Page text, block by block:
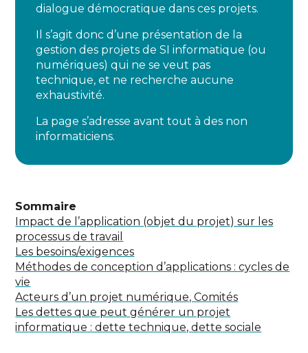
dialogue démocratique dans ces projets.
Il s’agit donc d’une présentation de la
gestion des projets de SI informatique (ou
numériques) qui ne se veut pas
technique, et ne recherche aucune
exhaustivité.
La page s’adresse avant tout à des non
informaticiens.
Sommaire
Impact de l’application (objet du projet) sur les
processus de travail
Les besoins/exigences
Méthodes de conception d’applications : cycles de
vie
Acteurs d’un projet numérique, Comités
Les dettes que peut générer un projet
informatique : dette technique, dette sociale